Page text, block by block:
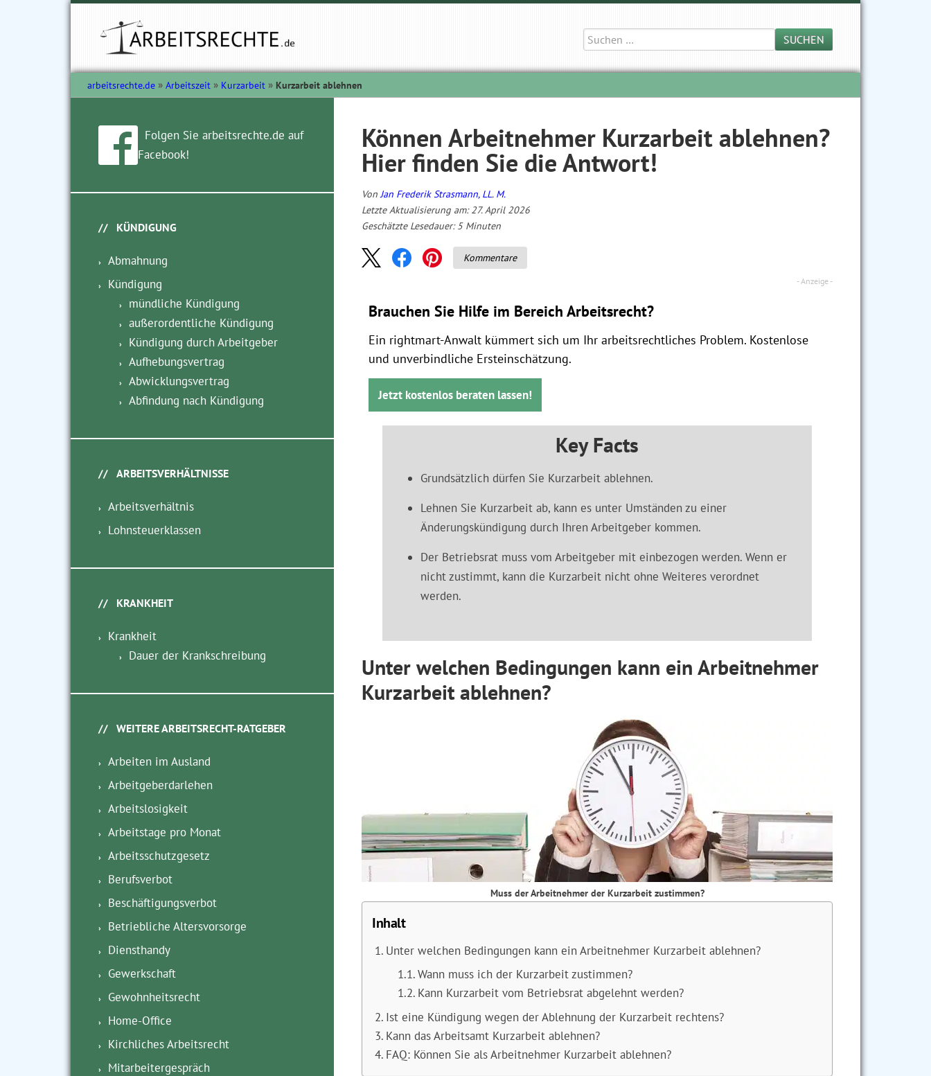
Suche
nach:
SUCHEN
arbeitsrechte.de Arbeitszeit Kurzarbeit Kurzarbeit ablehnen
Können Arbeitnehmer Kurzarbeit ablehnen?
Hier finden Sie die Antwort!
VonJan Frederik Strasmann, LL. M.
Letzte Aktualisierung am: 27. April 2026
Geschätzte Lesedauer: 5 Minuten
Kommentare
Brauchen Sie Hilfe im Bereich Arbeitsrecht?
Ein rightmart-Anwalt kümmert sich um Ihr arbeitsrechtliches Problem. Kostenlose
und unverbindliche Ersteinschätzung.
Jetzt kostenlos beraten lassen!
Key Facts
Grundsätzlich dürfen Sie Kurzarbeit ablehnen.
Lehnen Sie Kurzarbeit ab, kann es unter Umständen zu einer
Änderungskündigung durch Ihren Arbeitgeber kommen.
Der Betriebsrat muss vom Arbeitgeber mit einbezogen werden. Wenn er
nicht zustimmt, kann die Kurzarbeit nicht ohne Weiteres verordnet
werden.
Unter welchen Bedingungen kann ein Arbeitnehmer
Kurzarbeit ablehnen?
Muss der Arbeitnehmer der Kurzarbeit zustimmen?
Inhalt
Unter welchen Bedingungen kann ein Arbeitnehmer Kurzarbeit ablehnen?
Wann muss ich der Kurzarbeit zustimmen?
Kann Kurzarbeit vom Betriebsrat abgelehnt werden?
Ist eine Kündigung wegen der Ablehnung der Kurzarbeit rechtens?
Kann das Arbeitsamt Kurzarbeit ablehnen?
FAQ: Können Sie als Arbeitnehmer Kurzarbeit ablehnen?
Folgen Sie arbeitsrechte.de auf
Facebook!
KÜNDIGUNG
Abmahnung
Kündigung
mündliche Kündigung
außerordentliche Kündigung
Kündigung durch Arbeitgeber
Aufhebungsvertrag
Abwicklungsvertrag
Abfindung nach Kündigung
ARBEITSVERHÄLTNISSE
Arbeitsverhältnis
Lohnsteuerklassen
KRANKHEIT
Krankheit
Dauer der Krankschreibung
WEITERE ARBEITSRECHT-RATGEBER
Arbeiten im Ausland
Arbeitgeberdarlehen
Arbeitslosigkeit
Arbeitstage pro Monat
Arbeitsschutzgesetz
Berufsverbot
Beschäftigungsverbot
Betriebliche Altersvorsorge
Diensthandy
Gewerkschaft
Gewohnheitsrecht
Home-Office
Kirchliches Arbeitsrecht
Mitarbeitergespräch